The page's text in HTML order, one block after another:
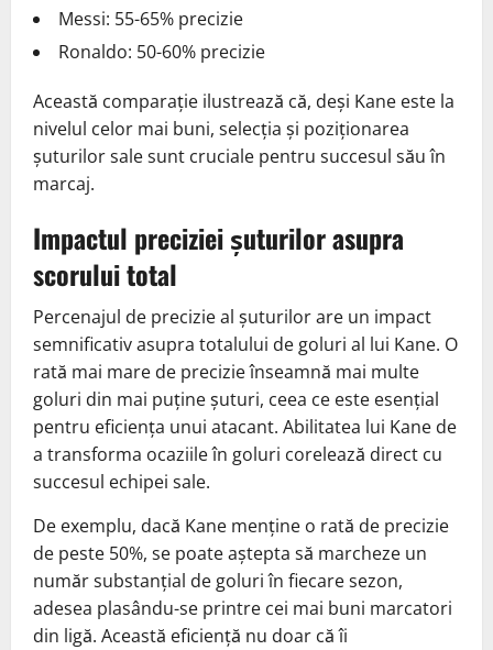
Messi: 55-65% precizie
Ronaldo: 50-60% precizie
Această comparație ilustrează că, deși Kane este la
nivelul celor mai buni, selecția și poziționarea
șuturilor sale sunt cruciale pentru succesul său în
marcaj.
Impactul preciziei șuturilor asupra
scorului total
Percenajul de precizie al șuturilor are un impact
semnificativ asupra totalului de goluri al lui Kane. O
rată mai mare de precizie înseamnă mai multe
goluri din mai puține șuturi, ceea ce este esențial
pentru eficiența unui atacant. Abilitatea lui Kane de
a transforma ocaziile în goluri corelează direct cu
succesul echipei sale.
De exemplu, dacă Kane menține o rată de precizie
de peste 50%, se poate aștepta să marcheze un
număr substanțial de goluri în fiecare sezon,
adesea plasându-se printre cei mai buni marcatori
din ligă. Această eficiență nu doar că îi